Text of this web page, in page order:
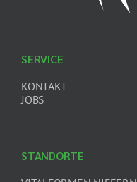
SERVICE
KONTAKT
JOBS
STANDORTE